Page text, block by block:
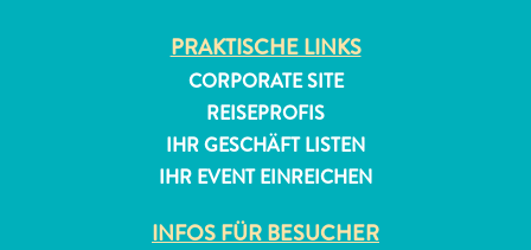
PRAKTISCHE LINKS
CORPORATE SITE
REISEPROFIS
IHR GESCHÄFT LISTEN
IHR EVENT EINREICHEN
INFOS FÜR BESUCHER